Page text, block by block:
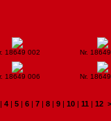
18649 002 Nr.
18649 006 Nr.
4| 5| 6| 7| 8| 9| 10| 11 | 12